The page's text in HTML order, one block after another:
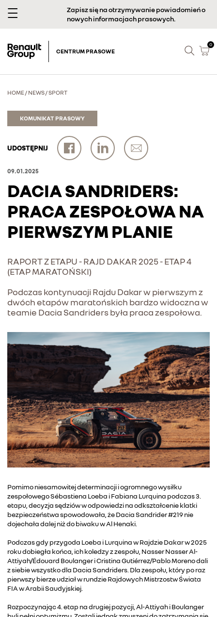
Zapisz się na otrzymywanie powiadomień o
nowych informacjach prasowych.
CENTRUM PRASOWE
0
HOME/ NEWS/SPORT
KOMUNIKAT PRASOWY
UDOSTĘPNIJ
09.01.2025
DACIA SANDRIDERS:
PRACA ZESPOŁOWA NA
PIERWSZYM PLANIE
RAPORT Z ETAPU - RAJD DAKAR 2025 - ETAP 4
(ETAP MARATOŃSKI)
Podczas kontynuacji Rajdu Dakar w pierwszym z
dwóch etapów maratońskich bardzo widoczna w
teamie Dacia Sandriders była praca zespołowa.
Pomimo niesamowitej determinacji i ogromnego wysiłku
zespołowego Sébastiena Loeba i Fabiana Lurquina podczas 3.
etapu, decyzja sędziów w odpowiedzi na odkształcenie klatki
bezpieczeństwa spowodowała, że Dacia Sandrider #219 nie
dojechała dalej niż do biwaku w Al Henaki.
Podczas gdy przygoda Loeba i Lurquina w Rajdzie Dakar w 2025
roku dobiegła końca, ich koledzy z zespołu, Nasser Nasser Al-
Attiyah/Édouard Boulanger i Cristina Gutiérrez/Pablo Moreno dali
z siebie wszystko dla Dacia Sandriders. Dla zespołu, który po raz
pierwszy bierze udział w rundzie Rajdowych Mistrzostw Świata
FIA w Arabii Saudyjskiej.
Rozpoczynając 4. etap na drugiej pozycji, Al-Attiyah i Boulanger